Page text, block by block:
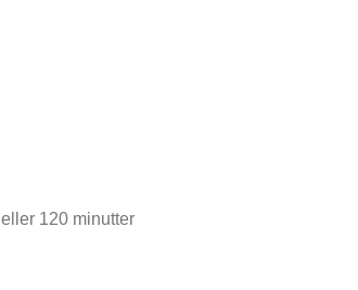
120 minutter